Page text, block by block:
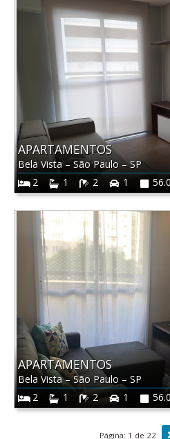
APARTAMENTOS
Bela Vista– São Paulo –SP
2
1 2 1
APARTAMENTOS
Bela Vista–São Paulo – SP
2
1 2 1
Página: 1 de 22